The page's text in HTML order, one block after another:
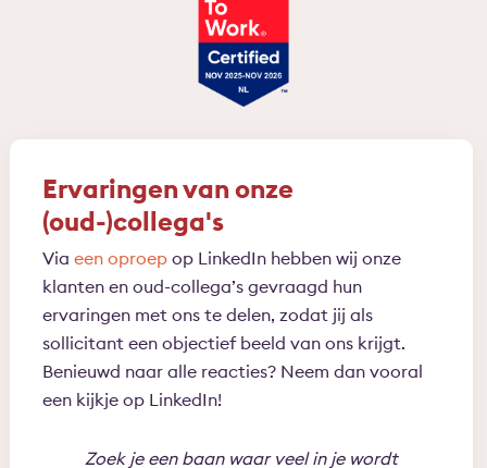
Ervaringen van onze
(oud-)collega's
Via een oproepop LinkedIn hebben wij onze
klanten en oud-collega’s gevraagd hun
ervaringen met ons te delen, zodat jij als
sollicitant een objectief beeld van ons krijgt.
Benieuwd naar alle reacties? Neem dan vooral
een kijkje op LinkedIn!
Zoek je een baan waar veel in je wordt